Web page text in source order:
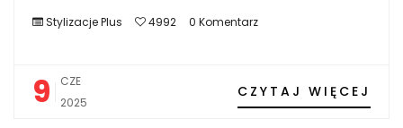
Stylizacje Plus 4992 0 Komentarz
9
CZE
2025
CZYTAJ WIĘCEJ